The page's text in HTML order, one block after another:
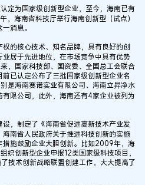
为国家级创新型企业，至今，海南已有
海南省科技厅举行海南创新型（试点）
消息。
的核心技术、知名品牌，具有良好的创
居于先进地位，在市场竞争中具有优势
，国家科技部、国资委、全国总工会联合
已认定公布了三批国家级创新型企业名
是海南赛诺实业有限公司、海南立昇净水
限公司，此外，海南还有4家企业被列为
，制定了《海南省促进高新技术产业发
南省人民政府关于推进科技创新的实施
措施鼓励企业大胆创新。比如2009年，海
织创新型企业申报12类国家级科技项目，
技术创新战略联盟创建工作，大大提高了